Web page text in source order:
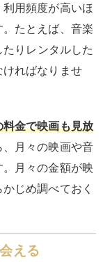
える
に触れられるの
ま観たドラマ
かもしれませ
するほどではな
拓できる点は、